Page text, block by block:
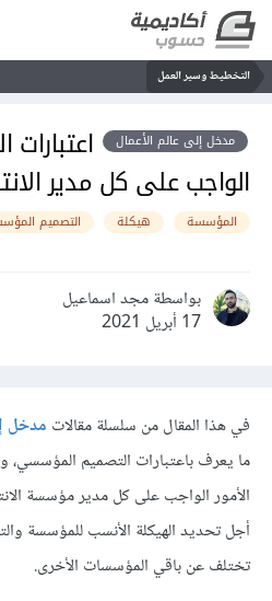
التخطيط وسير العمل
مدخل إلى عالم الأعمال
الواجب على كل مدير
المؤسسة هيكلة التصميم
بواسطة مجد اسماعيل
17 أبريل 2021
في هذا المقال من سلسلة مقالات مدخل
ما يعرف باعتبارات التصميم المؤسسي،
الأمور الواجب على كل مدير مؤسسة
أجل تحديد الهيكلة الأنسب للمؤسسة
تختلف عن باقي المؤسسات الأخرى.